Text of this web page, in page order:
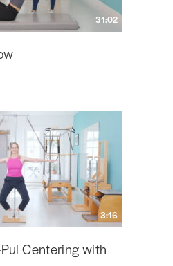
31:02
3:16
Centering with